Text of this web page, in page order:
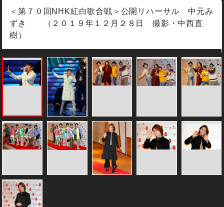
＜第７０回NHK紅白歌合戦＞公開リハーサル 中元み
ずき （２０１９年１２月２８日 撮影・中西直
樹）